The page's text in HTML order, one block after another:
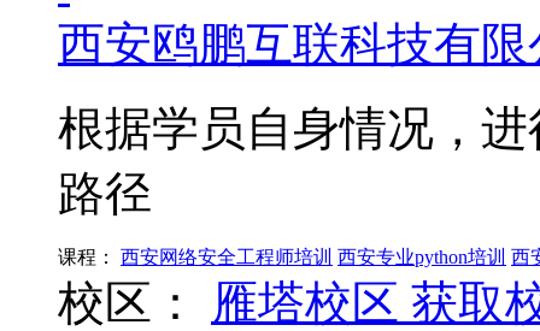
西安鸥鹏互联科技有限
根据学员自身情况，
路径
课程： 西安网络安全工程师培训 西安专业python培训 西
校区： 雁塔校区 获取